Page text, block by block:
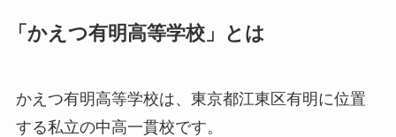
「かえつ有明高等学校」とは
かえつ有明高等学校は、東京都江東区有明に位置
する私立の中高一貫校です。